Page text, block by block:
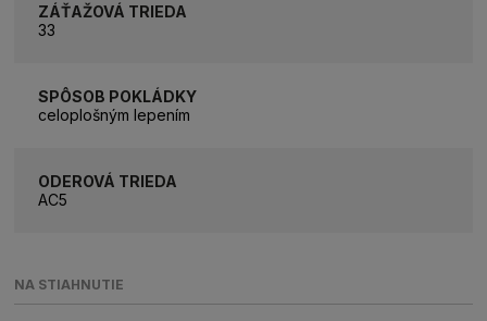
ZÁŤAŽOVÁ TRIEDA
33
SPÔSOB POKLÁDKY
celoplošným lepením
ODEROVÁ TRIEDA
AC5
NA STIAHNUTIE